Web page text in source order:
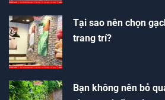
Tại sao nên chọn
trang trí?
Bạn không nên bỏ